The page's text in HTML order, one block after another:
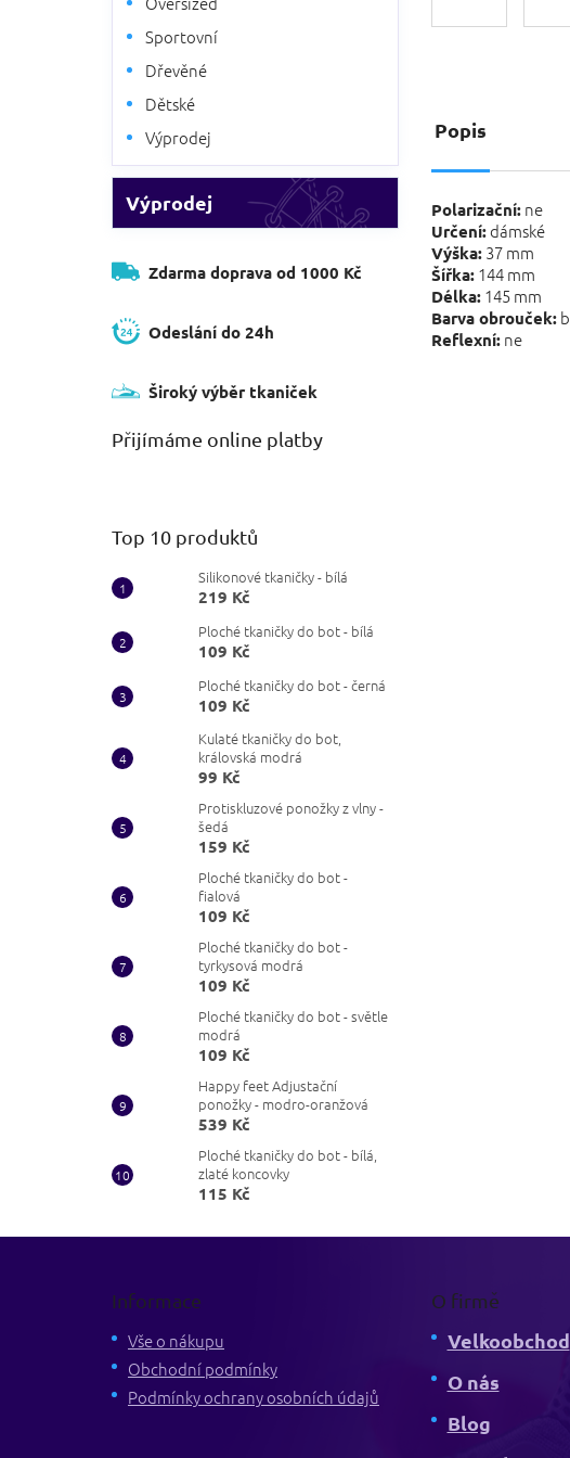
Sportovní
Dřevěné
Dětské
Výprodej
Výprodej
Zdarma doprava od 1000 Kč
Odeslání do 24h
Široký výběr tkaniček
Přijímáme online platby
Top 10 produktů
Silikonové tkaničky - bílá
219 Kč
Ploché tkaničky do bot - bílá
109 Kč
Ploché tkaničky do bot - černá
109 Kč
Kulaté tkaničky do bot,
královská modrá
99 Kč
Protiskluzové ponožky z vlny -
šedá
159 Kč
Ploché tkaničky do bot -
fialová
109 Kč
Ploché tkaničky do bot -
tyrkysová modrá
109 Kč
Ploché tkaničky do bot - světle
modrá
109 Kč
Happy feet Adjustační
ponožky - modro-oranžová
539 Kč
Ploché tkaničky do bot - bílá,
zlaté koncovky
115 Kč
Popis
Polarizační: ne
Určení:dámské
Výška: 37 mm
Šířka: 144 mm
Délka: 145 mm
Barva obrouček:
Reflexní: ne
Informace
Vše o nákupu
Obchodní podmínky
Podmínky ochrany osobních údajů
O firmě
Velkoobchod
O nás
Blog